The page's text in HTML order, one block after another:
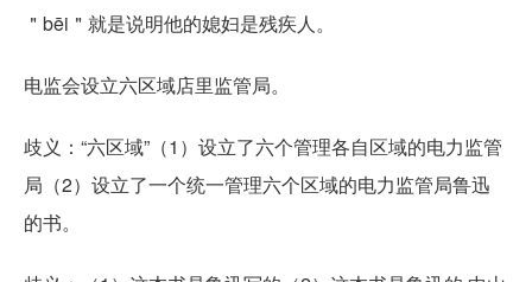
＂bēi＂就是说明他的媳妇是残疾人。
电监会设立六区域店里监管局。
歧义：“六区域”（1）设立了六个管理各自区域的电力监管
局（2）设立了一个统一管理六个区域的电力监管局鲁迅
的书。